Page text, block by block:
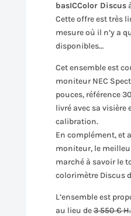
basICColor Discus
Cette offre est très
mesure où il n’y a
disponibles…
Cet ensemble est
moniteur NEC
pouces, référence
livré avec sa visière
calibration.
En complément, et
moniteur, le
marché à savoir le
colorimètre Discus
L’ensemble est
au lieu de3 550 €